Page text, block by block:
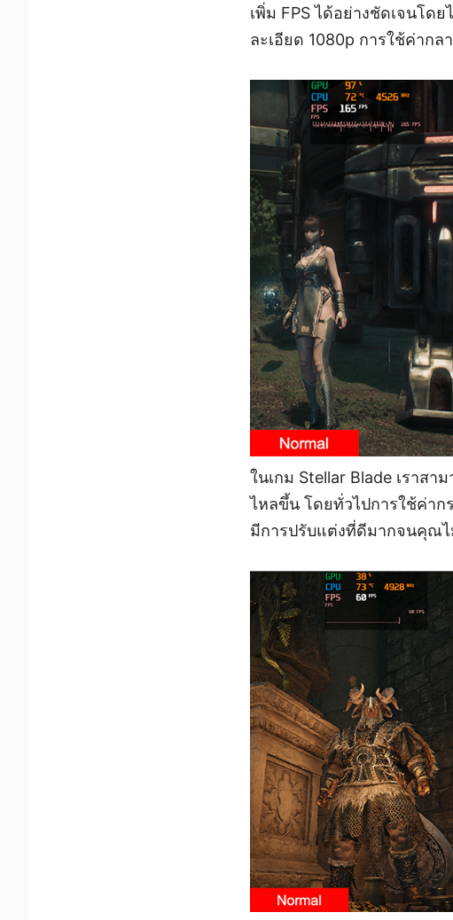
เพิ่ม FPS ได้อย่างชัดเจนโ
ละเอียด 1080p การใช้ค่าก
ในเกม Stellar Blade เราส
ไหลขึ้น โดยทั่วไปการใช้ค่าก
มีการปรับแต่งที่ดีมากจนคุณไ